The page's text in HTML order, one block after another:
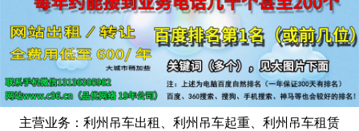
主营业务：利州吊车出租、利州吊车起重、利州吊车租赁